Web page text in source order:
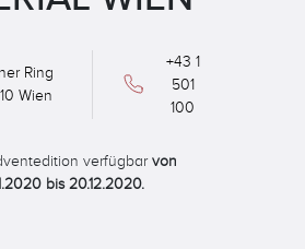
Ring
Wien
+43 1
501
100
verfügbarvon
bis 20.12.2020.